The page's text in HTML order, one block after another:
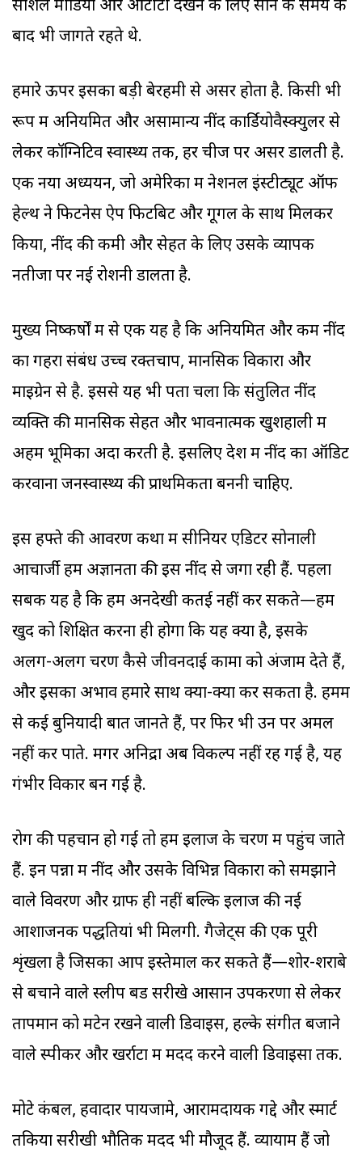
सोशल मीडिया और ओटीटी देखने के लिए सोने के समय के
बाद भी जागते रहते थे.
हमारे ऊपर इसका बड़ी बेरहमी से असर होता है. किसी भी
रूप में अनियमित और असामान्य नींद कार्डियोवैस्क्युलर से
लेकर कॉग्निटिव स्वास्थ्य तक, हर चीज पर असर डालती है.
एक नया अध्ययन, जो अमेरिका में नेशनल इंस्टीट्यूट ऑफ
हेल्थ ने फिटनेस ऐप फिटबिट और गूगल के साथ मिलकर
किया, नींद की कमी और सेहत के लिए उसके व्यापक
नतीजों पर नई रोशनी डालता है.
मुख्य निष्कर्षों में से एक यह है कि अनियमित और कम नींद
का गहरा संबंध उच्च रक्तचाप, मानसिक विकारों और
माइग्रेन से है. इससे यह भी पता चला कि संतुलित नींद
व्यक्ति की मानसिक सेहत और भावनात्मक खुशहाली में
अहम भूमिका अदा करती है. इसलिए देश में नींद का ऑडिट
करवाना जनस्वास्थ्य की प्राथमिकता बननी चाहिए.
इस हफ्ते की आवरण कथा में सीनियर एडिटर सोनाली
आचार्जी हमें अज्ञानता की इस नींद से जगा रही हैं. पहला
सबक यह है कि हम अनदेखी कतई नहीं कर सकते—हमें
खुद को शिक्षित करना ही होगा कि यह क्या है, इसके
अलग-अलग चरण कैसे जीवनदाई कामों को अंजाम देते हैं,
और इसका अभाव हमारे साथ क्या-क्या कर सकता है. हममें
से कई बुनियादी बातें जानते हैं, पर फिर भी उन पर अमल
नहीं कर पाते. मगर अनिद्रा अब विकल्प नहीं रह गई है, यह
गंभीर विकार बन गई है.
रोग की पहचान हो गई तो हम इलाज के चरण में पहुंच जाते
हैं. इन पन्नों में नींद और उसके विभिन्न विकारों को समझाने
वाले विवरण और ग्राफ ही नहीं बल्कि इलाज की नई
आशाजनक पद्धतियां भी मिलेंगी. गैजेट्स की एक पूरी
शृंखला है जिसका आप इस्तेमाल कर सकते हैं—शोर-शराबे
से बचाने वाले स्लीप बड सरीखे आसान उपकरणों से लेकर
तापमान को मेंटेन रखने वाली डिवाइसें, हल्के संगीत बजाने
वाले स्पीकर और खर्राटों में मदद करने वाली डिवाइसों तक.
मोटे कंबल, हवादार पायजामे, आरामदायक गद्दे और स्मार्ट
तकियों सरीखी भौतिक मदद भी मौजूद हैं. व्यायाम हैं जो